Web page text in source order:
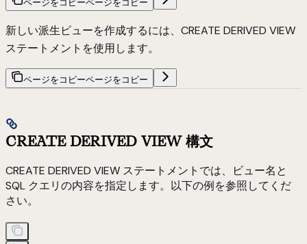
ページをコピーページをコピー
新しい派生ビューを作成するには、CREATE DERIVED VIEW
ステートメントを使用します。
ページをコピーページをコピー
CREATE DERIVED VIEW 構文
CREATE DERIVED VIEW ステートメントでは、ビュー名と
SQL クエリの内容を指定します。以下の例を参照してくだ
さい。